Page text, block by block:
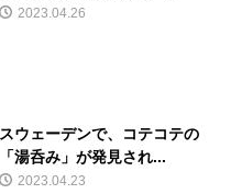
2023.04.26
スウェーデンで、コテコテの
「湯呑み」が発見され...
2023.04.23